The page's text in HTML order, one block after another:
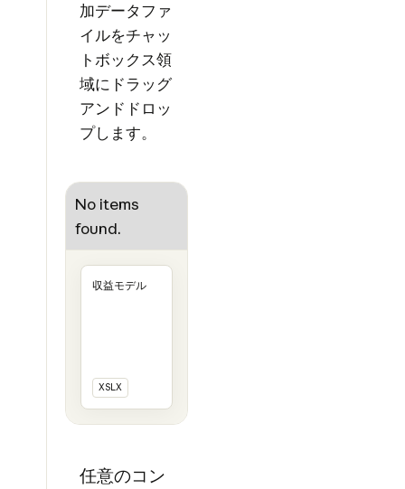
加データファ
イルをチャッ
トボックス領
域にドラッグ
アンドドロッ
プします。
No items
found.
収益モデル
XSLX
任意のコン